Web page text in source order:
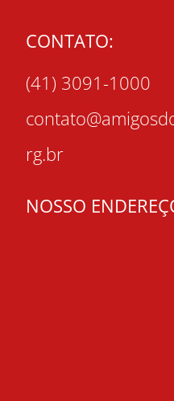
CONTATO:
(41) 3091-1000
rg.br
NOSSO